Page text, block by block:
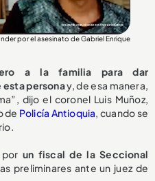
por el asesinato de Gabriel Enrique
a la familia para dar
personay, de esa manera,
dijo el coronel Luis Muñoz,
de Policía Antioquia, cuando se
un fiscal de la Seccional
preliminares ante un juez de